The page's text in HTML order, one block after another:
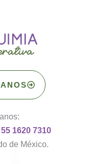
1620 7310
de México.